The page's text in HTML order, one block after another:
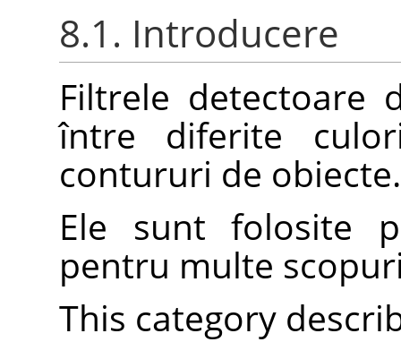
8.1. Introducere
Filtrele detectoare
între diferite
contururi de obiecte.
Ele sunt folosite
pentru multe
This category